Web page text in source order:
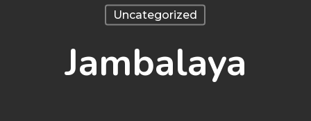
Uncategorized
Jambalaya